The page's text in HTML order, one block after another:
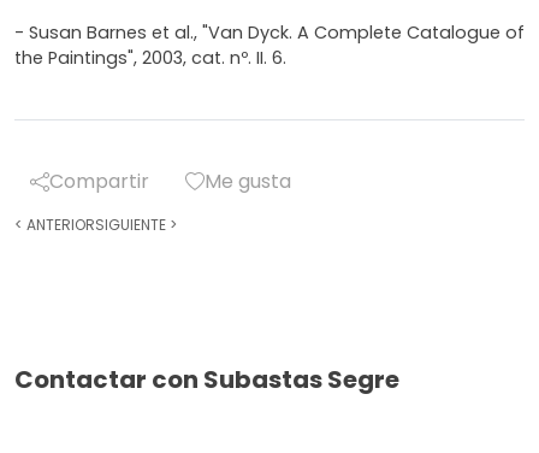
- Susan Barnes et al., "Van Dyck. A Complete Catalogue of
the Paintings", 2003, cat. nº. II. 6.
Compartir Me gusta
< ANTERIORSIGUIENTE >
Contactar con Subastas Segre